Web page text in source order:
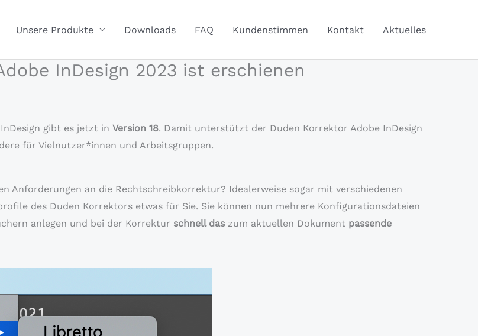
Unsere Produkte Downloads FAQ Kundenstimmen Kontakt Aktuelles
InDesign 2023 ist erschienen
gibt es jetzt in Version 18. Damit unterstützt der Duden Korrektor Adobe InDesign
für Vielnutzer*innen und Arbeitsgruppen.
Anforderungen an die Rechtschreibkorrektur? Idealerweise sogar mit verschiedenen
des Duden Korrektors etwas für Sie. Sie können nun mehrere Konfigurationsdateien
anlegen und bei der Korrektur schnell das zum aktuellen Dokument passende